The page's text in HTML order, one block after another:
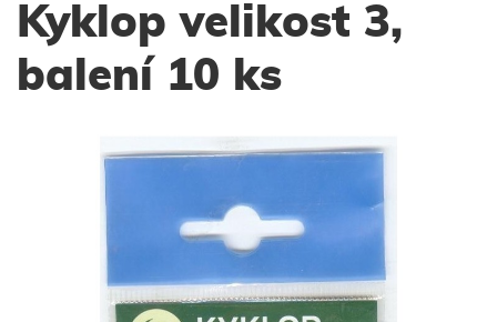
Kyklop velikost 3,
balení 10 ks